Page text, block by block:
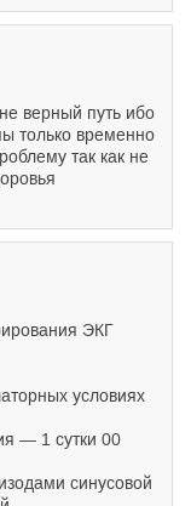
верный путь ибо
только временно
так как не
ЭКГ
условиях
— 1 сутки 00
синусовой